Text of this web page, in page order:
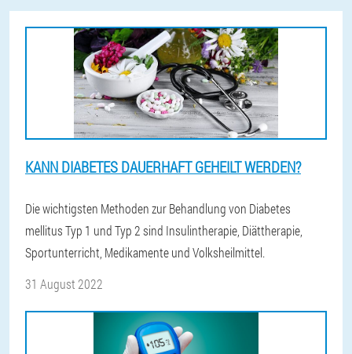
KANN DIABETES DAUERHAFT GEHEILT WERDEN?
Die wichtigsten Methoden zur Behandlung von Diabetes
mellitus Typ 1 und Typ 2 sind Insulintherapie, Diättherapie,
Sportunterricht, Medikamente und Volksheilmittel.
31 August 2022